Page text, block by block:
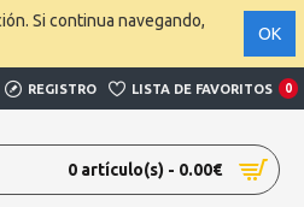
Si continua navegando,
OK
REGISTRO LISTA DE FAVORITOS 0
0 artículo(s) - 0.00€